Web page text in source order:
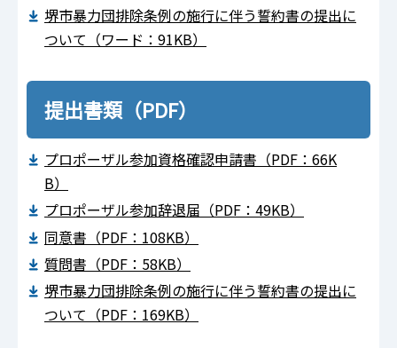
堺市暴力団排除条例の施行に伴う誓約書の提出に
ついて（ワード：91KB）
提出書類（PDF）
プロポーザル参加資格確認申請書（PDF：66K
B）
プロポーザル参加辞退届（PDF：49KB）
同意書（PDF：108KB）
質問書（PDF：58KB）
堺市暴力団排除条例の施行に伴う誓約書の提出に
ついて（PDF：169KB）